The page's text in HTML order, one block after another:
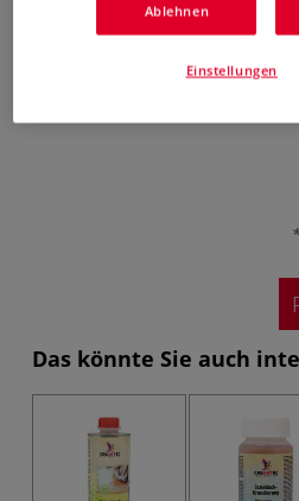
CREARTEC Natur-Holzwachs ist
wasser- und schmutzabweisend.
Das könnte Sie auch
Ablehnen
Einstellungen